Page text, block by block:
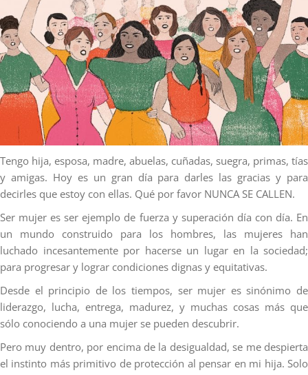
Tengo hija, esposa, madre, abuelas, cuñadas, suegra, primas, tías
y amigas. Hoy es un gran día para darles las gracias y para
decirles que estoy con ellas. Qué por favor NUNCA SE CALLEN.
Ser mujer es ser ejemplo de fuerza y superación día con día. En
un mundo construido para los hombres, las mujeres han
luchado incesantemente por hacerse un lugar en la sociedad;
para progresar y lograr condiciones dignas y equitativas.
Desde el principio de los tiempos, ser mujer es sinónimo de
liderazgo, lucha, entrega, madurez, y muchas cosas más que
sólo conociendo a una mujer se pueden descubrir.
Pero muy dentro, por encima de la desigualdad, se me despierta
el instinto más primitivo de protección al pensar en mi hija. Solo